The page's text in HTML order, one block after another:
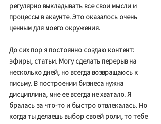
регулярно выкладывать все свои мысли и
процессы в акаунте. Это оказалось очень
ценным для моего окружения.
До сих пор я постоянно создаю контент:
эфиры, статьи. Могу сделать перерыв на
несколько дней, но всегда возвращаюсь к
письму. В построении бизнеса нужна
дисциплина, мне ее всегда не хватало. Я
бралась за что-то и быстро отвлекалась. Но
когда ты делаешь выбор своей роли, то тебе